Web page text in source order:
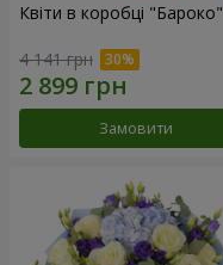
Квіти в коробці "Бароко"
4 141 грн
Замовити